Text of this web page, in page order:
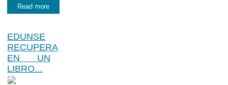
Read more
EDUNSE
RECUPERA
EN UN
LIBRO...